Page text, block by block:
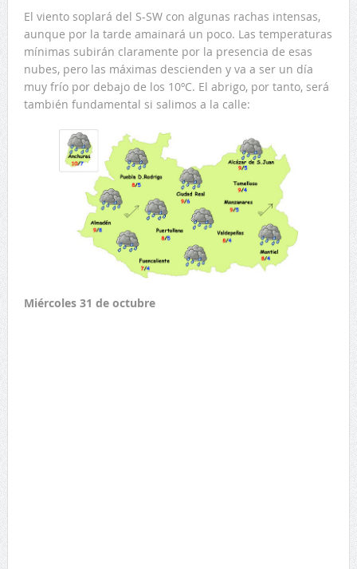
El viento soplará del S-SW con algunas rachas intensas,
aunque por la tarde amainará un poco. Las temperaturas
mínimas subirán claramente por la presencia de esas
nubes, pero las máximas descienden y va a ser un día
muy frío por debajo de los 10ºC. El abrigo, por tanto, será
también fundamental si salimos a la calle:
Miércoles 31 de octubre